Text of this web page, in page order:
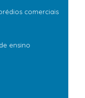
comerciais
ensino